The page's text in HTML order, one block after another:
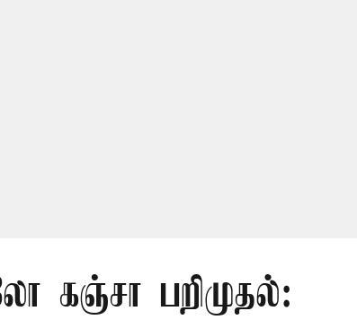
கஞ்சா பறிமுதல்: